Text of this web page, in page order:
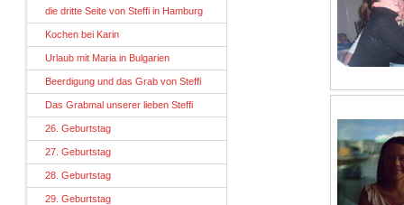
die dritte Seite von Steffi in Hamburg
Kochen bei Karin
Urlaub mit Maria in Bulgarien
Beerdigung und das Grab von Steffi
Das Grabmal unserer lieben Steffi
26. Geburtstag
27. Geburtstag
28. Geburtstag
29. Geburtstag